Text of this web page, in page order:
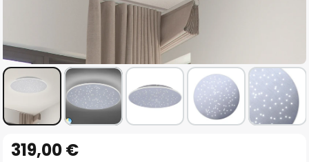
Anfang
319,00 €